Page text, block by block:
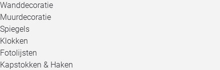
Wanddecoratie
Muurdecoratie
Spiegels
Klokken
Fotolijsten
Kapstokken & Haken